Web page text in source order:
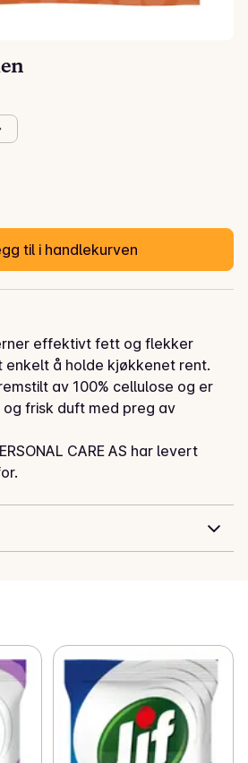
kr
til i handlekurven
effektivt fett og flekker
å holde kjøkkenet rent.
av 100% cellulose og er
frisk duft med preg av
CARE AS har levert